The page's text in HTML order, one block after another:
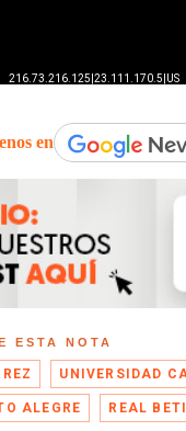
en
ESTA NOTA
UNIVERSIDAD
ALEGRE REAL